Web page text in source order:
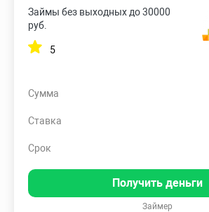
Займы без выходных до 30000
руб.
5
Сумма
Ставка
Срок
Получить деньги
Займер